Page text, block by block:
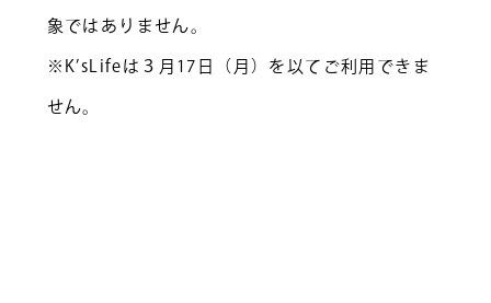
象ではありません。
※K’sLifeは３月17日（月）を以てご利用できま
せん。